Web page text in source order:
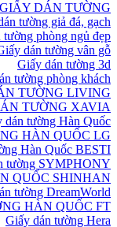
GIẤY DÁN TƯỜNG
tường giả đá, gạch
tường phòng ngủ đẹp
dán tường vân gỗ
Giấy dán tường 3d
tường phòng khách
TƯỜNG LIVING
TƯỜNG XAVIA
dán tường Hàn Quốc
HÀN QUỐC LG
Hàn Quốc BESTI
tường SYMPHONY
QUỐC SHINHAN
tường DreamWorld
HÀN QUỐC FT
Giấy dán tường Hera